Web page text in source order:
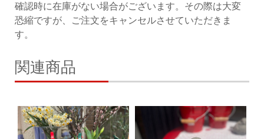
確認時に在庫がない場合がございます。その際は大変
恐縮ですが、ご注文をキャンセルさせていただきま
す。
関連商品